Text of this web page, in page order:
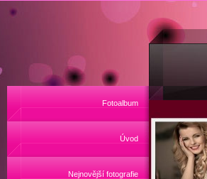
Fotoalbum
Úvod
Nejnovější fotografie